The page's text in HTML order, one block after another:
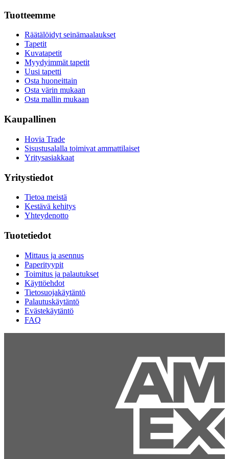
Tuotteemme
Räätälöidyt seinämaalaukset
Tapetit
Kuvatapetit
Myydyimmät tapetit
Uusi tapetti
Osta huoneittain
Osta värin mukaan
Osta mallin mukaan
Kaupallinen
Hovia Trade
Sisustusalalla toimivat ammattilaiset
Yritysasiakkaat
Yritystiedot
Tietoa meistä
Kestävä kehitys
Yhteydenotto
Tuotetiedot
Mittaus ja asennus
Paperityypit
Toimitus ja palautukset
Käyttöehdot
Tietosuojakäytäntö
Palautuskäytäntö
Evästekäytäntö
FAQ